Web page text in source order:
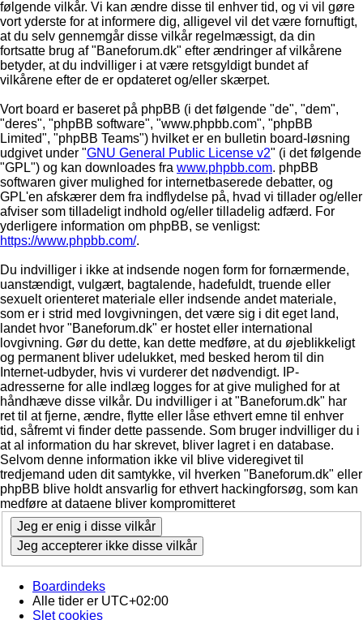
følgende vilkår. Vi kan ændre disse til enhver tid, og vi vil gøre
vort yderste for at informere dig, alligevel vil det være fornuftigt,
at du selv gennemgår disse vilkår regelmæssigt, da din
fortsatte brug af "Baneforum.dk" efter ændringer af vilkårene
betyder, at du indvilliger i at være retsgyldigt bundet af
vilkårene efter de er opdateret og/eller skærpet.
Vort board er baseret på phpBB (i det følgende "de", "dem",
"deres", "phpBB software", "www.phpbb.com", "phpBB
Limited", "phpBB Teams") hvilket er en bulletin board-løsning
udgivet under "GNU General Public License v2" (i det følgende
"GPL") og kan downloades fra www.phpbb.com. phpBB
softwaren giver mulighed for internetbaserede debatter, og
GPL'en afskærer dem fra indflydelse på, hvad vi tillader og/eller
afviser som tilladeligt indhold og/eller tilladelig adfærd. For
yderligere information om phpBB, se venligst:
https://www.phpbb.com/.
Du indvilliger i ikke at indsende nogen form for fornærmende,
uanstændigt, vulgært, bagtalende, hadefuldt, truende eller
sexuelt orienteret materiale eller indsende andet materiale,
som er i strid med lovgivningen, det være sig i dit eget land,
landet hvor "Baneforum.dk" er hostet eller international
lovgivning. Gør du dette, kan dette medføre, at du øjeblikkeligt
og permanent bliver udelukket, med besked herom til din
Internet-udbyder, hvis vi vurderer det nødvendigt. IP-
adresserne for alle indlæg logges for at give mulighed for at
håndhæve disse vilkår. Du indvilliger i at "Baneforum.dk" har
ret til at fjerne, ændre, flytte eller låse ethvert emne til enhver
tid, såfremt vi finder dette passende. Som bruger indvilliger du i
at al information du har skrevet, bliver lagret i en database.
Selvom denne information ikke vil blive videregivet til
tredjemand uden dit samtykke, vil hverken "Baneforum.dk" eller
phpBB blive holdt ansvarlig for ethvert hackingforsøg, som kan
medføre at dataene bliver kompromitteret
Boardindeks
Alle tider er UTC+02:00
Slet cookies